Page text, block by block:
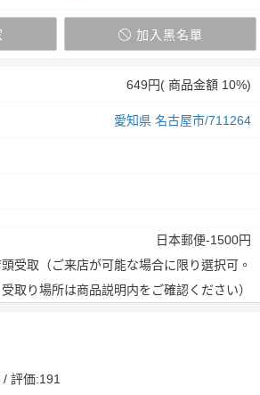
加入黑名單
649円( 商品金額 10%)
愛知県 名古屋市/711264
日本郵便-1500円
頭受取（ご来店が可能な場合に限り選択可。
受取り場所は商品説明内をご確認ください）
評価:191